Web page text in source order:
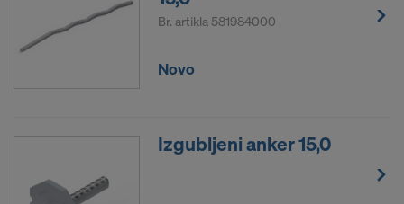
Br. artikla 581984000
Novo
Izgubljeni anker 15,0